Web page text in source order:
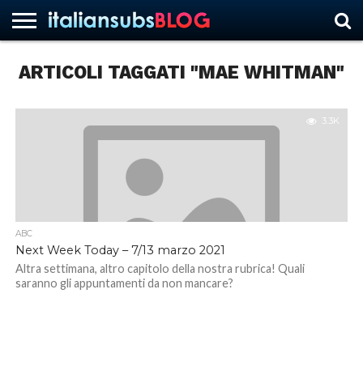
NEWS
ASCOLTI
RECENSIONI
INTERVISTE
CURIOSITÀ
CHI
CONTATTACI
FORUM
ITALIANSUBS
ARTICOLI TAGGATI "MAE WHITMAN"
3.3K
ABC
Next Week Today – 7/13 marzo 2021
Altra settimana, altro capitolo della nostra rubrica! Quali
saranno gli appuntamenti da non mancare?